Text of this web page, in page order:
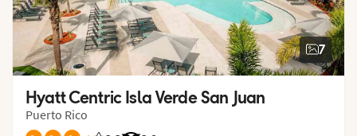
7
Hyatt Centric Isla Verde San Juan
Puerto Rico